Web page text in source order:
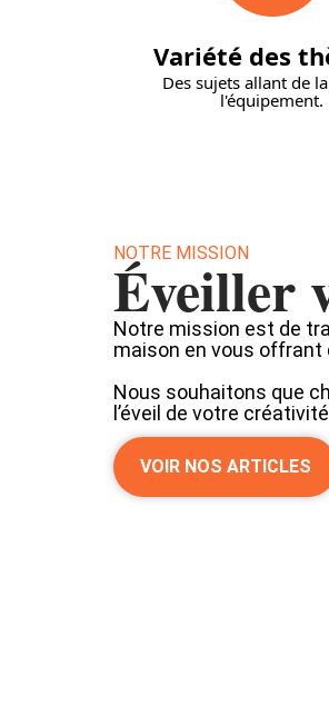
Variété des
Des sujets allant de
l'équipement.
NOTRE MISSION
Éveiller
Notre mission est de
maison en vous offrant
Nous souhaitons que
l’éveil de votre
VOIR NOS ARTICLES